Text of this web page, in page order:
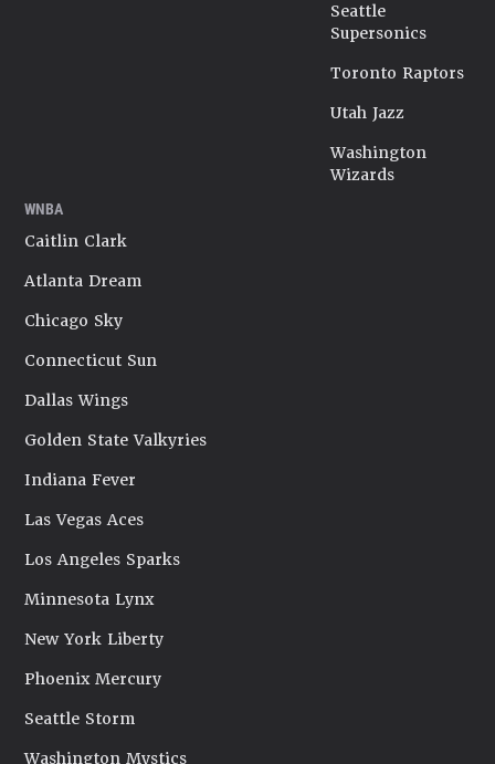
Seattle
Supersonics
Toronto Raptors
Utah Jazz
Washington
Wizards
WNBA
Caitlin Clark
Atlanta Dream
Chicago Sky
Connecticut Sun
Dallas Wings
Golden State Valkyries
Indiana Fever
Las Vegas Aces
Los Angeles Sparks
Minnesota Lynx
New York Liberty
Phoenix Mercury
Seattle Storm
Washington Mystics